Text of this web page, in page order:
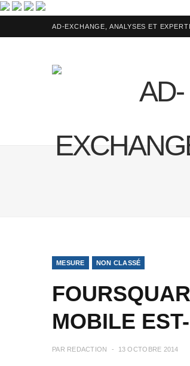
AD-EXCHANGE, ANALYSES ET
MESURE NON CLASSÉ
MOBILE
PAR REDACTION 13 OCTOBRE 2014